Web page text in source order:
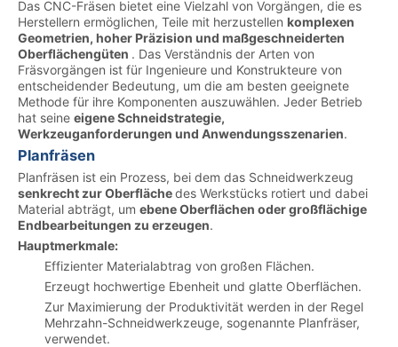
Das CNC-Fräsen bietet eine Vielzahl von Vorgängen, die es
Herstellern ermöglichen, Teile mit herzustellen komplexen
Geometrien, hoher Präzision und maßgeschneiderten
Oberflächengüten . Das Verständnis der Arten von
Fräsvorgängen ist für Ingenieure und Konstrukteure von
entscheidender Bedeutung, um die am besten geeignete
Methode für ihre Komponenten auszuwählen. Jeder Betrieb
hat seine eigene Schneidstrategie,
Werkzeuganforderungen und Anwendungsszenarien.
Planfräsen
Planfräsen ist ein Prozess, bei dem das Schneidwerkzeug
senkrecht zur Oberflächedes Werkstücks rotiert und dabei
Material abträgt, um ebene Oberflächen oder großflächige
Endbearbeitungen zu erzeugen.
Hauptmerkmale:
Effizienter Materialabtrag von großen Flächen.
Erzeugt hochwertige Ebenheit und glatte Oberflächen.
Zur Maximierung der Produktivität werden in der Regel
Mehrzahn-Schneidwerkzeuge, sogenannte Planfräser,
verwendet.